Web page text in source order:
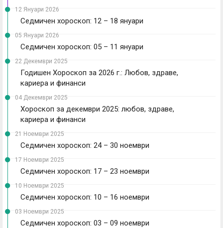
12 Януари 2026
Седмичен хороскоп: 12 – 18 януари
05 Януари 2026
Седмичен хороскоп: 05 – 11 януари
22 Декември 2025
Годишен Хороскоп за 2026 г.: Любов, здраве,
кариера и финанси
04 Декември 2025
Хороскоп за декември 2025: любов, здраве,
кариера и финанси
21 Ноември 2025
Седмичен хороскоп: 24 – 30 ноември
17 Ноември 2025
Седмичен хороскоп: 17 – 23 ноември
10 Ноември 2025
Седмичен хороскоп: 10 – 16 ноември
03 Ноември 2025
Седмичен хороскоп: 03 – 09 ноември